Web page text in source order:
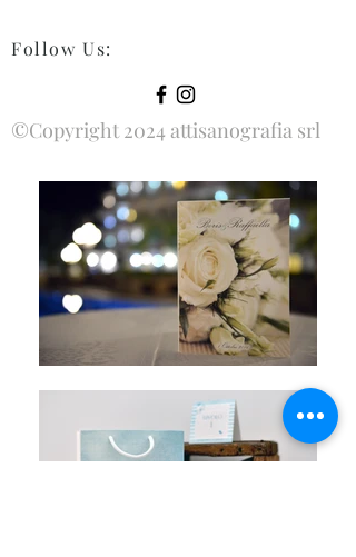
Follow Us:
©Copyright 2024 attisanografia srl